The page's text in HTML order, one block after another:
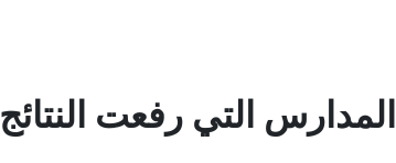
التي رفعت النتائج